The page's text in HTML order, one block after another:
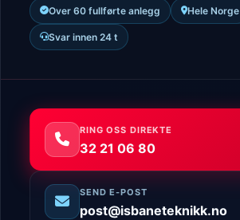
Over 60 fullførte anlegg Hele Norge
Svar innen 24 t
RING OSS DIREKTE
32 21 06 80
SEND E-POST
post@isbaneteknikk.no